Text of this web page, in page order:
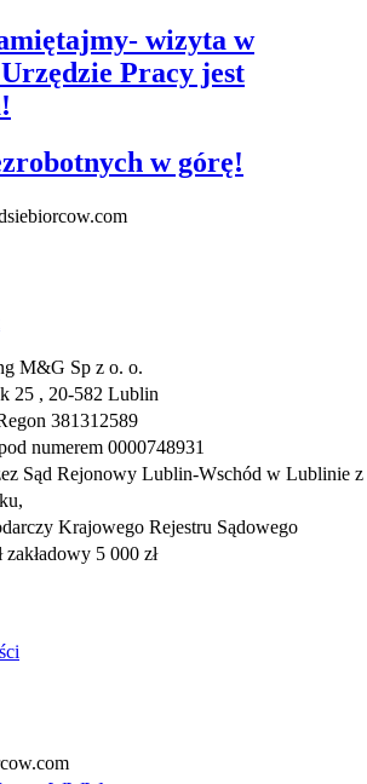
wizyta w
Pracy jest
w górę!
M&G Sp z o. o.
25 , 20-582 Lublin
381312589
numerem 0000748931
Sąd Rejonowy Lublin-Wschód w Lublinie z
Krajowego Rejestru Sądowego
zakładowy 5 000 zł